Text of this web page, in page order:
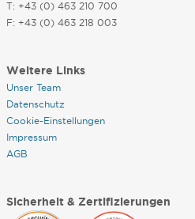
T: +43 (0) 463 210 700
F: +43 (0) 463 218 003
Weitere Links
Unser Team
Datenschutz
Cookie-Einstellungen
Impressum
AGB
Sicherheit & Zertifizierungen